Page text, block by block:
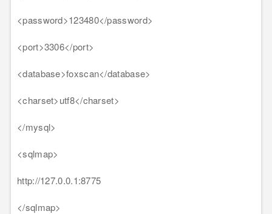
<password>123480</password>
<port>3306</port>
<database>foxscan</database>
<charset>utf8</charset>
</mysql>
<sqlmap>
http://127.0.0.1:8775
</sqlmap>